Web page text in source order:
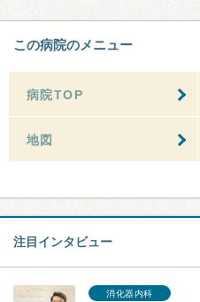
この病院のメニュー
病院TOP
地図
注目インタビュー
消化器内科